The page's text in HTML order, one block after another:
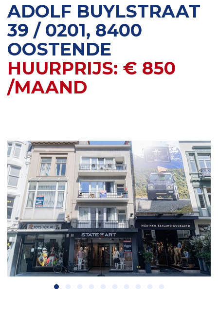
ADOLF BUYLSTRAAT
39 / 0201, 8400
OOSTENDE
HUURPRIJS: € 850
/MAAND